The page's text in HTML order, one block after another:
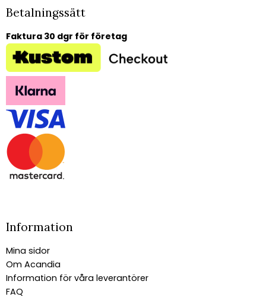
Betalningssätt
Faktura 30 dgr för företag
Information
Mina sidor
Om Acandia
Information för våra leverantörer
FAQ